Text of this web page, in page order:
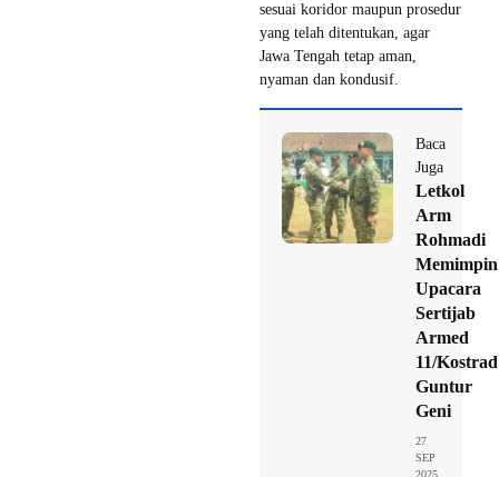
sesuai koridor maupun prosedur
yang telah ditentukan, agar
Jawa Tengah tetap aman,
nyaman dan kondusif.
Baca
Juga
Letkol
Arm
Rohmadi
Memimpin
Upacara
Sertijab
Armed
11/Kostrad
Guntur
Geni
27
SEP
2025